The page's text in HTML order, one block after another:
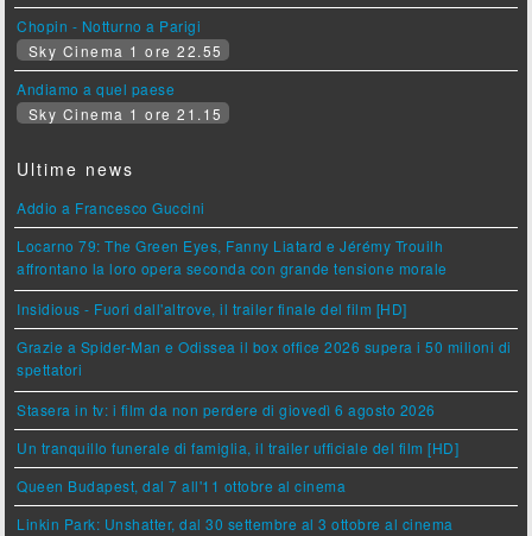
Chopin - Notturno a Parigi
Sky Cinema 1 ore 22.55
Andiamo a quel paese
Sky Cinema 1 ore 21.15
Ultime news
Addio a Francesco Guccini
Locarno 79: The Green Eyes, Fanny Liatard e Jérémy Trouilh
affrontano la loro opera seconda con grande tensione morale
Insidious - Fuori dall'altrove, il trailer finale del film [HD]
Grazie a Spider-Man e Odissea il box office 2026 supera i 50 milioni di
spettatori
Stasera in tv: i film da non perdere di giovedì 6 agosto 2026
Un tranquillo funerale di famiglia, il trailer ufficiale del film [HD]
Queen Budapest, dal 7 all'11 ottobre al cinema
Linkin Park: Unshatter, dal 30 settembre al 3 ottobre al cinema